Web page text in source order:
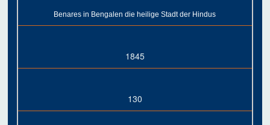
Benares in Bengalen die heilige Stadt der Hindus
1845
130